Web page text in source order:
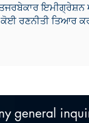
ਇਮੀਗ੍ਰੇਸ਼ਨ
ਰਣਨੀਤੀ ਤਿਆਰ
general